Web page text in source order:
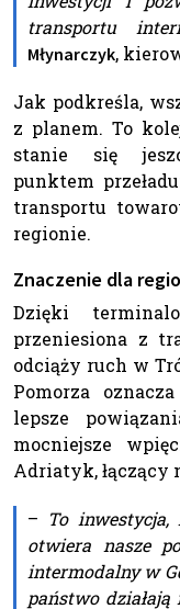
transportu
Młynarczyk,
Jak podkreśla,
z planem. To
stanie się
punktem
transportu
regionie.
Znaczenie dla
Dzięki
przeniesiona z
odciąży ruch w
Pomorza
lepsze
mocniejsze
Adriatyk, łączący
– To
otwiera nasze
intermodalny w
państwo